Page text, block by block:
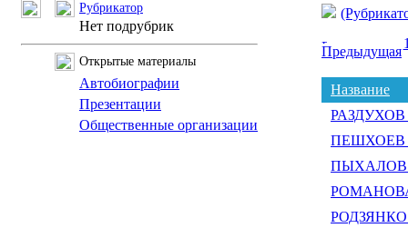
Рубрикатор
Нет подрубрик
Открытые материалы
Автобиографии
Презентации
Общественные организации
Предыдущая
Название
РАЗДУХОВ
ПЕШХОЕВ
ПЫХАЛОВ
РОМАНОВА
РОДЗЯНКО